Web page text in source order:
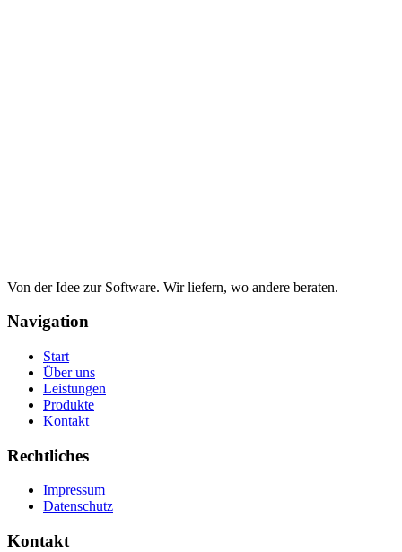
Von der Idee zur Software. Wir liefern, wo andere beraten.
Navigation
Start
Über uns
Leistungen
Produkte
Kontakt
Rechtliches
Impressum
Datenschutz
Kontakt